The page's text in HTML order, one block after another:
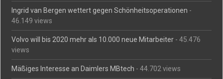
Ingrid van Bergen wettert gegen Schönheitsoperationen -
46.149 views
Volvo will bis 2020 mehr als 10.000 neue Mitarbeiter - 45.476
views
Mäßiges Interesse an Daimlers MBtech - 44.702 views